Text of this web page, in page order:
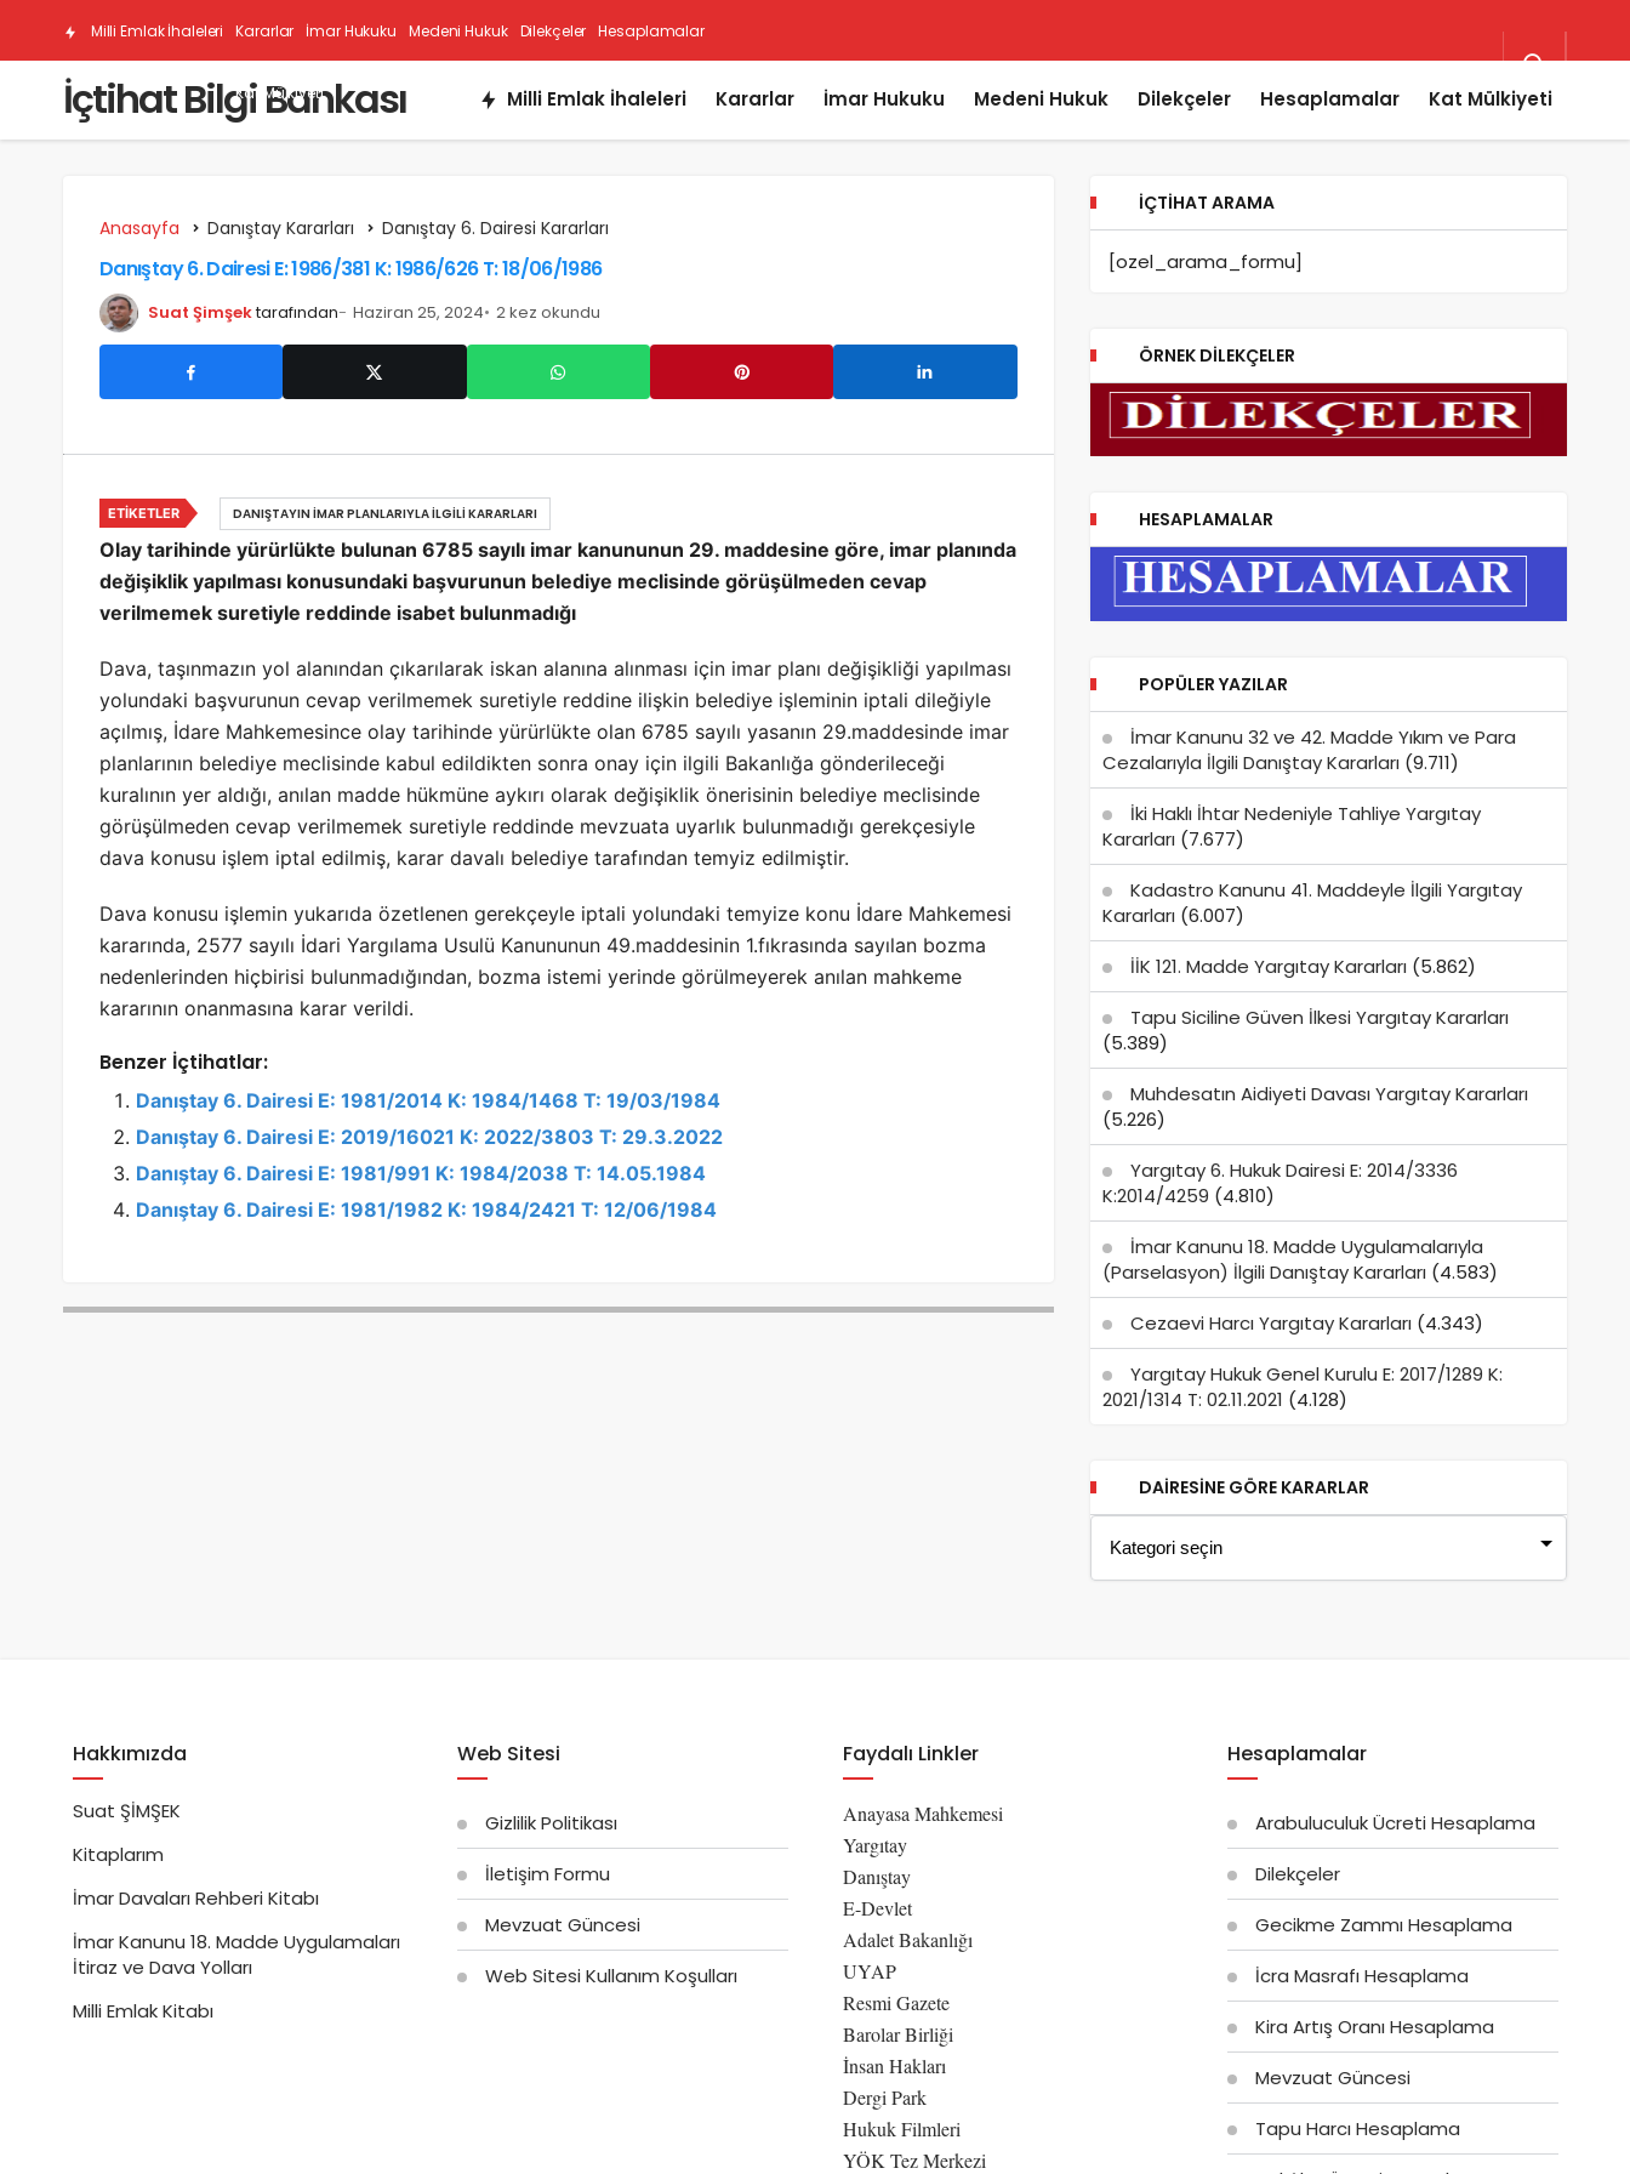
Milli Emlak İhaleleri Kararlar İmar Hukuku Medeni Hukuk Dilekçeler Hesaplamalar
Kat Mülkiyeti
İçtihat Bilgi Bankası Milli Emlak İhaleleri Kararlar İmar Hukuku Medeni Hukuk Dilekçeler Hesaplamalar Kat Mülkiyeti
Anasayfa Danıştay Kararları Danıştay 6. Dairesi Kararları
Danıştay 6. Dairesi E: 1986/381 K: 1986/626 T: 18/06/1986
Suat Şimşektarafından Haziran 25, 2024 2 kez okundu
Olay tarihinde yürürlükte bulunan 6785 sayılı imar kanununun 29. maddesine göre, imar planında
değişiklik yapılması konusundaki başvurunun belediye meclisinde görüşülmeden cevap
verilmemek suretiyle reddinde isabet bulunmadığı
Dava, taşınmazın yol alanından çıkarılarak iskan alanına alınması için imar planı değişikliği yapılması
yolundaki başvurunun cevap verilmemek suretiyle reddine ilişkin belediye işleminin iptali dileğiyle
açılmış, İdare Mahkemesince olay tarihinde yürürlükte olan 6785 sayılı yasanın 29.maddesinde imar
planlarının belediye meclisinde kabul edildikten sonra onay için ilgili Bakanlığa gönderileceği
kuralının yer aldığı, anılan madde hükmüne aykırı olarak değişiklik önerisinin belediye meclisinde
görüşülmeden cevap verilmemek suretiyle reddinde mevzuata uyarlık bulunmadığı gerekçesiyle
dava konusu işlem iptal edilmiş, karar davalı belediye tarafından temyiz edilmiştir.
Dava konusu işlemin yukarıda özetlenen gerekçeyle iptali yolundaki temyize konu İdare Mahkemesi
kararında, 2577 sayılı İdari Yargılama Usulü Kanununun 49.maddesinin 1.fıkrasında sayılan bozma
nedenlerinden hiçbirisi bulunmadığından, bozma istemi yerinde görülmeyerek anılan mahkeme
kararının onanmasına karar verildi.
Benzer İçtihatlar:
Danıştay 6. Dairesi E: 1981/2014 K: 1984/1468 T: 19/03/1984
Danıştay 6. Dairesi E: 2019/16021 K: 2022/3803 T: 29.3.2022
Danıştay 6. Dairesi E: 1981/991 K: 1984/2038 T: 14.05.1984
Danıştay 6. Dairesi E: 1981/1982 K: 1984/2421 T: 12/06/1984
ETIKETLER DANIŞTAYIN İMAR PLANLARIYLA İLGILI KARARLARI
İÇTIHAT ARAMA
[ozel_arama_formu]
ÖRNEK DILEKÇELER
HESAPLAMALAR
POPÜLER YAZILAR
İmar Kanunu 32 ve 42. Madde Yıkım ve Para
Cezalarıyla İlgili Danıştay Kararları (9.711)
İki Haklı İhtar Nedeniyle Tahliye Yargıtay
Kararları (7.677)
Kadastro Kanunu 41. Maddeyle İlgili Yargıtay
Kararları (6.007)
İİK 121. Madde Yargıtay Kararları (5.862)
Tapu Siciline Güven İlkesi Yargıtay Kararları
(5.389)
Muhdesatın Aidiyeti Davası Yargıtay Kararları
(5.226)
Yargıtay 6. Hukuk Dairesi E: 2014/3336
K:2014/4259 (4.810)
İmar Kanunu 18. Madde Uygulamalarıyla
(Parselasyon) İlgili Danıştay Kararları (4.583)
Cezaevi Harcı Yargıtay Kararları (4.343)
Yargıtay Hukuk Genel Kurulu E: 2017/1289 K:
2021/1314 T: 02.11.2021 (4.128)
DAIRESINE GÖRE KARARLAR
Hakkımızda
Suat ŞİMŞEK
Kitaplarım
İmar Davaları Rehberi Kitabı
İmar Kanunu 18. Madde Uygulamaları
İtiraz ve Dava Yolları
Milli Emlak Kitabı
Web Sitesi
Gizlilik Politikası
İletişim Formu
Mevzuat Güncesi
Web Sitesi Kullanım Koşulları
Faydalı Linkler
Anayasa Mahkemesi
Yargıtay
Danıştay
E-Devlet
Adalet Bakanlığı
UYAP
Resmi Gazete
Barolar Birliği
İnsan Hakları
Dergi Park
Hukuk Filmleri
YÖK Tez Merkezi
Hesaplamalar
Arabuluculuk Ücreti Hesaplama
Dilekçeler
Gecikme Zammı Hesaplama
İcra Masrafı Hesaplama
Kira Artış Oranı Hesaplama
Mevzuat Güncesi
Tapu Harcı Hesaplama